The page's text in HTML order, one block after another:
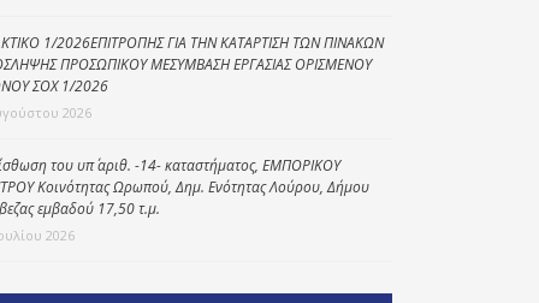
1/2026ΕΠΙΤΡΟΠΗΣ ΓΙΑ ΤΗΝ ΚΑΤΑΡΤΙΣΗ ΤΩΝ ΠΙΝΑΚΩΝ
ΠΡΟΣΩΠΙΚΟΥ ΜΕΣΥΜΒΑΣΗ ΕΡΓΑΣΙΑΣ ΟΡΙΣΜΕΝΟΥ
ΣΟΧ 1/2026
2026
του υπ΄ αριθ. -14- καταστήματος, ΕΜΠΟΡΙΚΟΥ
Κοινότητας Ωρωπού, Δημ. Ενότητας Λούρου, Δήμου
εμβαδού 17,50 τ.μ.
2026